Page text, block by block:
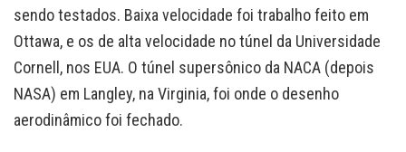
sendo testados. Baixa velocidade foi trabalho feito em
Ottawa, e os de alta velocidade no túnel da Universidade
Cornell, nos EUA. O túnel supersônico da NACA (depois
NASA) em Langley, na Virginia, foi onde o desenho
aerodinâmico foi fechado.